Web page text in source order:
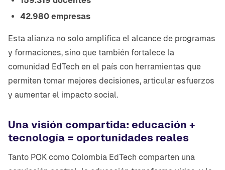
42.980 empresas
Esta alianza no solo amplifica el alcance de programas
y formaciones, sino que también fortalece la
comunidad EdTech en el país con herramientas que
permiten tomar mejores decisiones, articular esfuerzos
y aumentar el impacto social.
Una visión compartida: educación +
tecnología = oportunidades reales
Tanto POK como Colombia EdTech comparten una